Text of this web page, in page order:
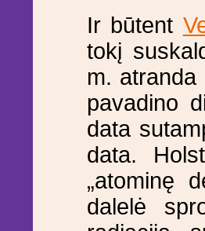
Ir būtent
tokį
m.
pavadino
data
data.
„atominę
dalelė